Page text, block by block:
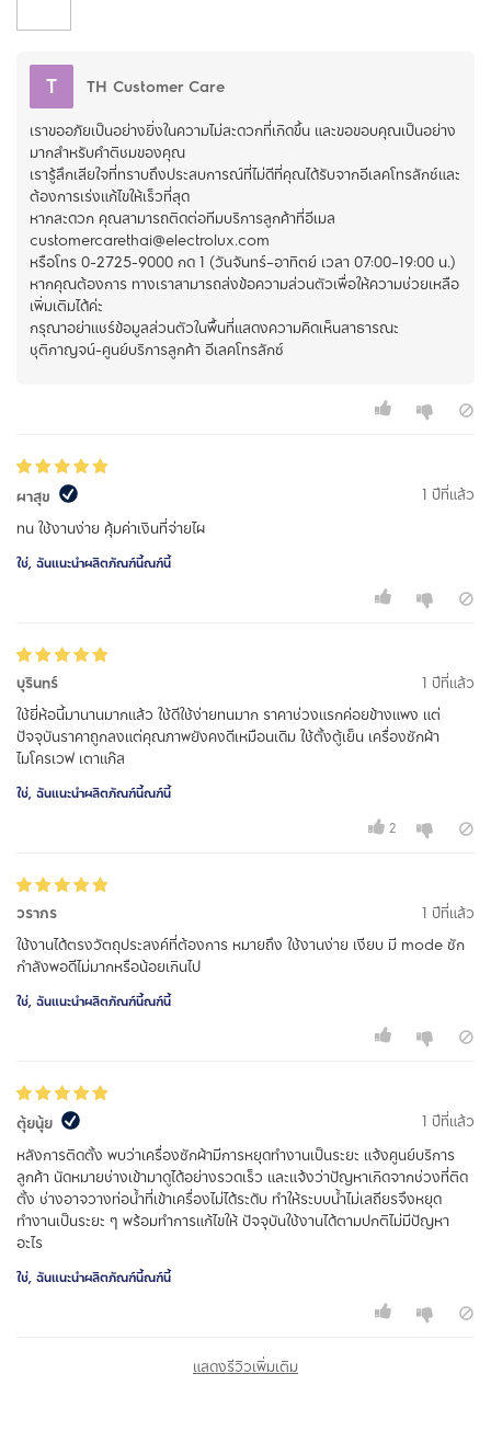
T
TH Customer Care
เราขออภัยเป็นอย่างยิ่งในความไม่สะดวกที่เกิดขึ้น และขอขอบคุณเป็นอย่าง
มากสำหรับคำติชมของคุณ
เรารู้สึกเสียใจที่ทราบถึงประสบการณ์ที่ไม่ดีที่คุณได้รับจากอีเลคโทรลักซ์และ
ต้องการเร่งแก้ไขให้เร็วที่สุด
หากสะดวก คุณสามารถติดต่อทีมบริการลูกค้าที่อีเมล
customercarethai@electrolux.com
หรือโทร 0-2725-9000 กด 1 (วันจันทร์–อาทิตย์ เวลา 07:00–19:00 น.)
หากคุณต้องการ ทางเราสามารถส่งข้อความส่วนตัวเพื่อให้ความช่วยเหลือ
เพิ่มเติมได้ค่ะ
กรุณาอย่าแชร์ข้อมูลส่วนตัวในพื้นที่แสดงความคิดเห็นสาธารณะ
ชุติกาญจน์-ศูนย์บริการลูกค้า อีเลคโทรลักซ์
ผาสุข
1 ปีที่แล้ว
ทน ใช้งานง่าย คุ้มค่าเงินที่จ่ายไผ
ใช่, ฉันแนะนำผลิตภัณฑ์นี้ณฑ์นี้
บุรินทร์
1 ปีที่แล้ว
ใช้ยี่ห้อนี้มานานมากแล้ว ใช้ดีใช้ง่ายทนมาก ราคาช่วงแรกค่อยข้างแพง แต่
ปัจจุบันราคาถูกลงแต่คุณภาพยังคงดีเหมือนเดิม ใช้ตั้งตู้เย็น เครื่องซักผ้า
ไมโครเวฟ เตาแก๊ส
ใช่, ฉันแนะนำผลิตภัณฑ์นี้ณฑ์นี้
2
วรากร
1 ปีที่แล้ว
ใช้งานได้ตรงวัตถุประสงค์ที่ต้องการ หมายถึง ใช้งานง่าย เงียบ มี mode ซัก
กำลังพอดีไม่มากหรือน้อยเกินไป
ใช่, ฉันแนะนำผลิตภัณฑ์นี้ณฑ์นี้
ตุ้ยนุ้ย
1 ปีที่แล้ว
หลังการติดตั้ง พบว่าเครื่องซักผ้ามีการหยุดทำงานเป็นระยะ แจ้งศูนย์บริการ
ลูกค้า นัดหมายช่างเข้ามาดูได้อย่างรวดเร็ว และแจ้งว่าปัญหาเกิดจากช่วงที่ติด
ตั้ง ช่างอาจวางท่อน้ำที่เข้าเครื่องไม่ได้ระดับ ทำให้ระบบน้ำไม่เสถียรจึงหยุด
ทำงานเป็นระยะ ๆ พร้อมทำการแก้ไขให้ ปัจจุบันใช้งานได้ตามปกติไม่มีปัญหา
อะไร
ใช่, ฉันแนะนำผลิตภัณฑ์นี้ณฑ์นี้
แสดงรีวิวเพิ่มเติม